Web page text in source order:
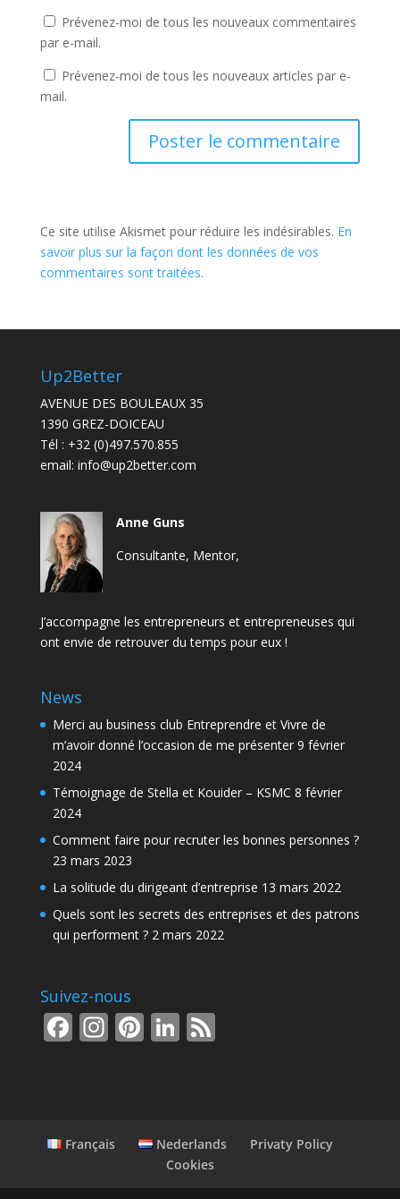
Prévenez-moi de tous les nouveaux commentaires
par e-mail.
Prévenez-moi de tous les nouveaux articles par e-
mail.
Ce site utilise Akismet pour réduire les indésirables. En
savoir plus sur la façon dont les données de vos
commentaires sont traitées.
Up2Better
AVENUE DES BOULEAUX 35
1390 GREZ-DOICEAU
Tél : +32 (0)497.570.855
email: info@up2better.com
Anne Guns
Consultante, Mentor,
J’accompagne les entrepreneurs et entrepreneuses qui
ont envie de retrouver du temps pour eux !
News
Merci au business club Entreprendre et Vivre de
m’avoir donné l’occasion de me présenter 9 février
2024
Témoignage de Stella et Kouider – KSMC 8 février
2024
Comment faire pour recruter les bonnes personnes ?
23 mars 2023
La solitude du dirigeant d’entreprise 13 mars 2022
Quels sont les secrets des entreprises et des patrons
qui performent ? 2 mars 2022
Suivez-nous
F
o
In
a
Pi
st
Li
dI
n
F
Français Nederlands
Privaty Policy
Cookies